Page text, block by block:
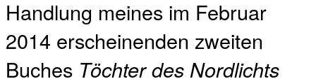
Handlung meines im Februar
2014 erscheinenden zweiten
Buches Töchter des Nordlichts